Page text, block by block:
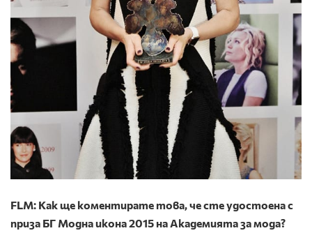
FLM: Как ще коментирате това, че сте удостоена с
приза БГ Модна икона 2015 на Академията за мода?